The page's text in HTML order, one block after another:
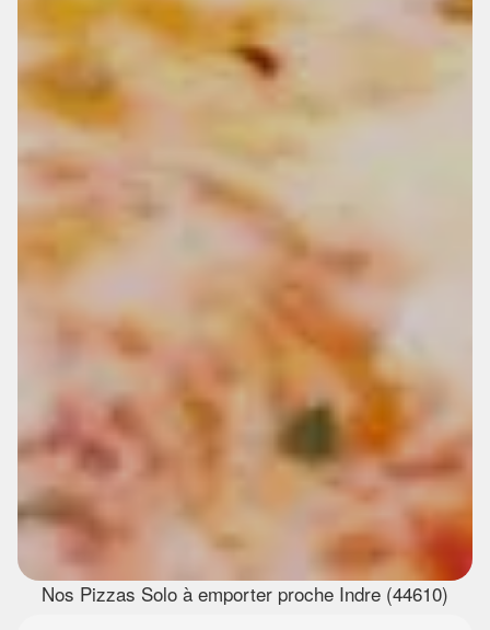
Nos Pizzas Solo à emporter proche Indre (44610)